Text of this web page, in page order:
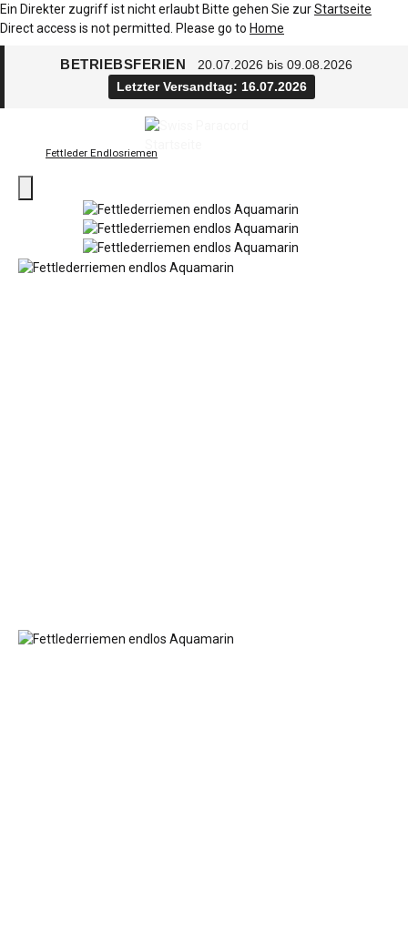
Ein Direkter zugriff ist nicht erlaubt Bitte gehen Sie zurStartseite
Direct access is not permitted. Please go to Home
BETRIEBSFERIEN
20.07.2026 bis 09.08.2026
Letzter Versandtag: 16.07.2026
Fettleder Endlosriemen